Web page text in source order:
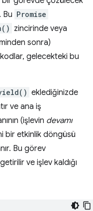
Bu Promise
zincirinde veya
sonra)
kodlar, gelecekteki bu
eklediğinizde
ve ana iş
(işlevin devamı
bir etkinlik döngüsü
Bu görev
ve işlev kaldığı